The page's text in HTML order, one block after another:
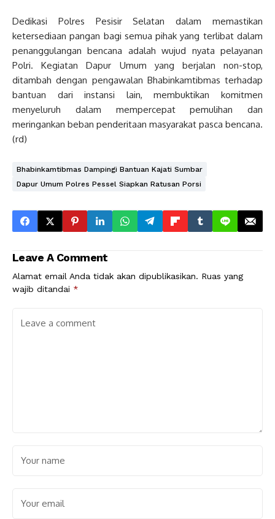
Dedikasi Polres Pesisir Selatan dalam memastikan
ketersediaan pangan bagi semua pihak yang terlibat dalam
penanggulangan bencana adalah wujud nyata pelayanan
Polri. Kegiatan Dapur Umum yang berjalan non-stop,
ditambah dengan pengawalan Bhabinkamtibmas terhadap
bantuan dari instansi lain, membuktikan komitmen
menyeluruh dalam mempercepat pemulihan dan
meringankan beban penderitaan masyarakat pasca bencana.
(rd)
Bhabinkamtibmas Dampingi Bantuan Kajati Sumbar
Dapur Umum Polres Pessel Siapkan Ratusan Porsi
Leave A Comment
Alamat email Anda tidak akan dipublikasikan. Ruas yang
wajib ditandai *